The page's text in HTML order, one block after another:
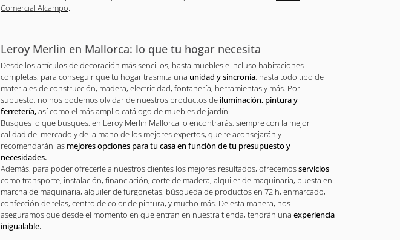
Comercial Alcampo.
Leroy Merlin en Mallorca: lo que tu hogar necesita
Desde los artículos de decoración más sencillos, hasta muebles e incluso habitaciones
completas, para conseguir que tu hogar trasmita una unidad y sincronía, hasta todo tipo de
materiales de construcción, madera, electricidad, fontanería, herramientas y más. Por
supuesto, no nos podemos olvidar de nuestros productos de iluminación, pintura y
ferretería,así como el más amplio catálogo de muebles de jardín.
Busques lo que busques, en Leroy Merlin Mallorca lo encontrarás, siempre con la mejor
calidad del mercado y de la mano de los mejores expertos, que te aconsejarán y
recomendarán las mejores opciones para tu casa en función de tu presupuesto y
necesidades.
Además, para poder ofrecerle a nuestros clientes los mejores resultados, ofrecemosservicios
como transporte, instalación, financiación, corte de madera, alquiler de maquinaria, puesta en
marcha de maquinaria, alquiler de furgonetas, búsqueda de productos en 72 h, enmarcado,
confección de telas, centro de color de pintura, y mucho más. De esta manera, nos
aseguramos que desde el momento en que entran en nuestra tienda, tendrán una experiencia
inigualable.